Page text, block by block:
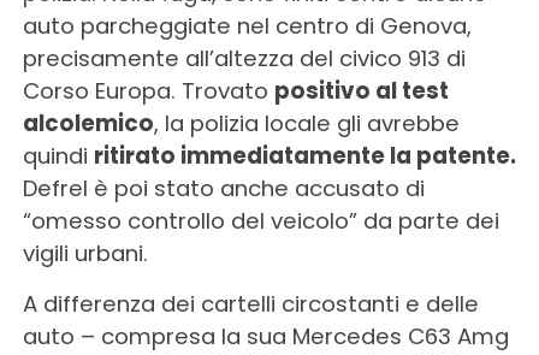
auto parcheggiate nel centro di Genova,
precisamente all’altezza del civico 913 di
Corso Europa. Trovato positivo al test
alcolemico, la polizia locale gli avrebbe
quindi ritirato immediatamente la patente.
Defrel è poi stato anche accusato di
“omesso controllo del veicolo” da parte dei
vigili urbani.
A differenza dei cartelli circostanti e delle
auto – compresa la sua Mercedes C63 Amg